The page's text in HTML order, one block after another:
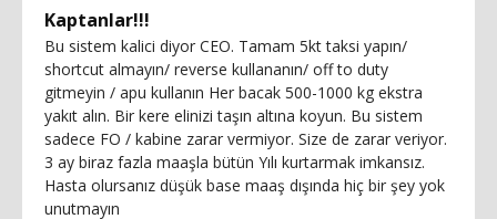
Kaptanlar!!!
Bu sistem kalici diyor CEO. Tamam 5kt taksi yapın/
shortcut almayın/ reverse kullananın/ off to duty
gitmeyin / apu kullanın Her bacak 500-1000 kg ekstra
yakıt alın. Bir kere elinizi taşın altına koyun. Bu sistem
sadece FO / kabine zarar vermiyor. Size de zarar veriyor.
3 ay biraz fazla maaşla bütün Yılı kurtarmak imkansız.
Hasta olursanız düşük base maaş dışında hiç bir şey yok
unutmayın